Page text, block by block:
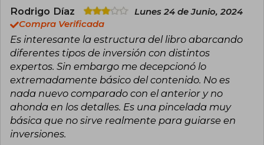
su enfoque práctico y accesible para explicar
temas complejos de finanzas e inversiones a un
público amplio. Ackermann es un referente en
la promoción de hábitos financieros
responsables y efectivos, utilizando un estilo
cercano y educativo para empoderar a sus
seguidores.
Rodrigo Díaz
Lunes 24 de Junio, 2024
Compra Verificada
Es interesante la estructura del libro abarcando
diferentes tipos de inversión con distintos
expertos. Sin embargo me decepcionó lo
extremadamente básico del contenido. No es
nada nuevo comparado con el anterior y no
ahonda en los detalles. Es una pincelada muy
básica que no sirve realmente para guiarse en
inversiones.